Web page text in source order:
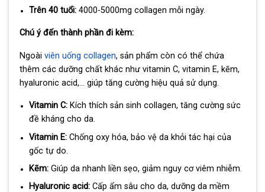
Trên 40 tuổi:4000-5000mg collagen mỗi ngày.
Chú ý đến thành phần đi kèm:
Ngoài viên uống collagen, sản phẩm còn có thể chứa
thêm các dưỡng chất khác như vitamin C, vitamin E, kẽm,
hyaluronic acid,… giúp tăng cường hiệu quả sử dụng.
Vitamin C:Kích thích sản sinh collagen, tăng cường sức
đề kháng cho da.
Vitamin E:Chống oxy hóa, bảo vệ da khỏi tác hại của
gốc tự do.
Kẽm:Giúp da nhanh liền sẹo, giảm nguy cơ viêm nhiễm.
Hyaluronic acid:Cấp ẩm sâu cho da, dưỡng da mềm